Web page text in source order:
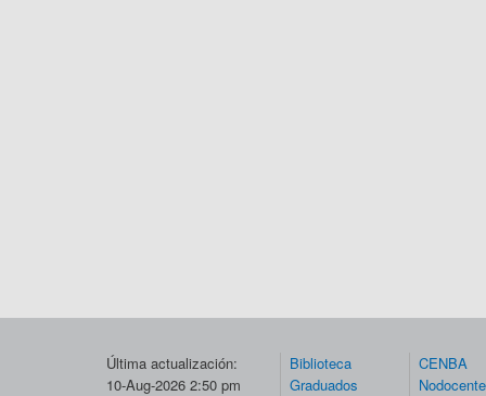
Última actualización:
10-Aug-2026 2:50 pm
Biblioteca
Graduados
CENBA